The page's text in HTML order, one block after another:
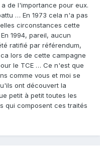
de l'importance pour eux.
… En 1973 cela n'a pas
circonstances cette
1994, pareil, aucun
ratifié par référendum,
lors de cette campagne
le TCE … Ce n'est que
comme vous et moi se
ont découvert la
petit à petit toutes les
qui composent ces traités